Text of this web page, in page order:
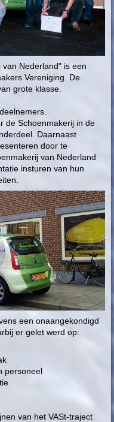
Nederland" is een
Vereniging. De
grote klasse.
de Schoenmakerij in de
Daarnaast
door te
van Nederland
insturen van hun
een onaangekondigd
er gelet werd op:
personeel
van het VASt-traject